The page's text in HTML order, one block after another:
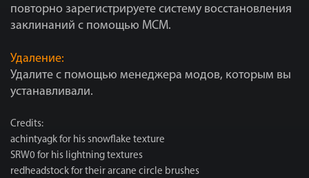
повторно зарегистрируете систему восстановления
заклинаний с помощью MCM.
Удаление:
Удалите с помощью менеджера модов, которым вы
устанавливали.
Credits:
achintyagk for his snowflake texture
SRW0 for his lightning textures
redheadstock for their arcane circle brushes